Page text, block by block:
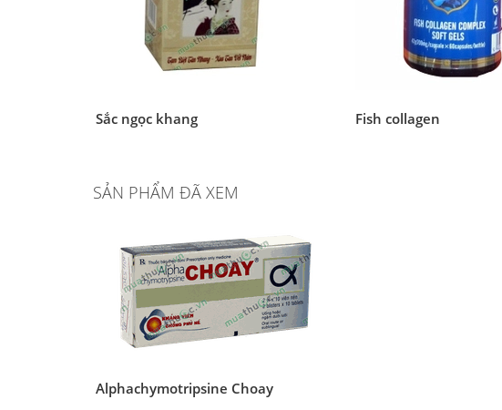
Sắc ngọc khang Fish collagen
SẢN PHẨM ĐÃ XEM
Alphachymotripsine Choay